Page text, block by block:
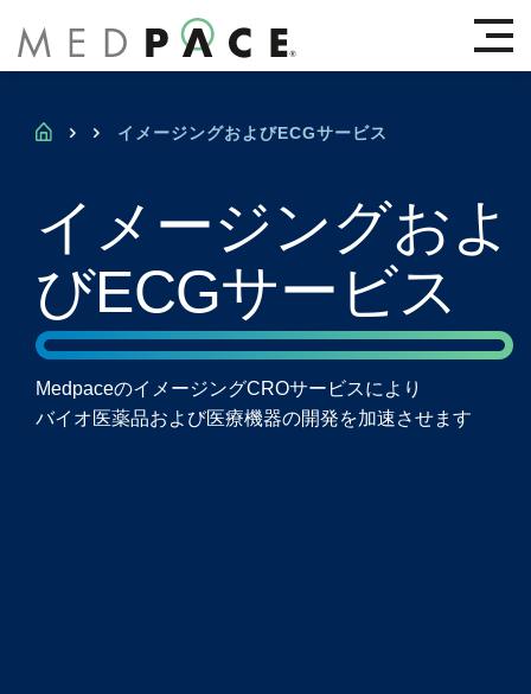
Medpace Japan
Home イメージングおよびECGサービス
イメージングおよ
びECGサービス
MedpaceのイメージングCROサービスにより
バイオ医薬品および医療機器の開発を加速させます